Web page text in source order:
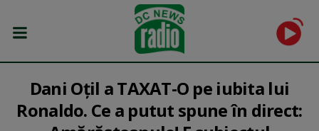
Dani Oțil a TAXAT-O pe iubita lui
Ronaldo. Ce a putut spune în direct: